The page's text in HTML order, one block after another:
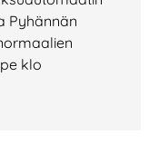
Pyhännän
klo